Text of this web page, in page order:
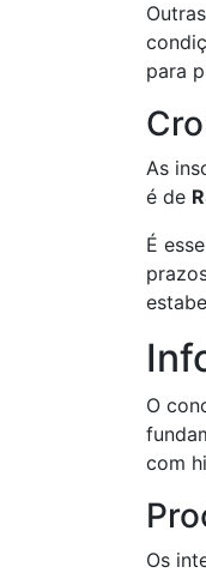
para
As
é de
É
O
com
Os